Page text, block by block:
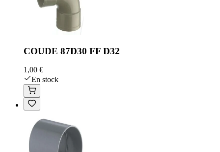
COUDE 87D30 FF D32
1,00 €
En stock